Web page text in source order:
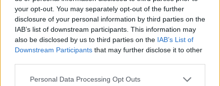
your opt-out. You may separately opt-out of the further
disclosure of your personal information by third parties on the
IAB’s list of downstream participants. This information may
also be disclosed by us to third parties on the IAB’s List of
Downstream Participants that may further disclose it to other
Personal Data Processing Opt Outs
12.
F I A R M
E
13.
F I B R
A
14.
F I E R
A
15.
F I R M
A
F I R M
E